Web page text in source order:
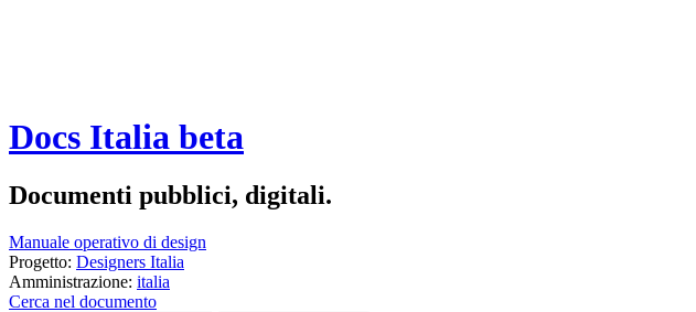
Docs Italia beta
Documenti pubblici, digitali.
Manuale operativo di design
Progetto: Designers Italia
Amministrazione: italia
Cerca nel documento